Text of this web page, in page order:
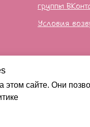
этом сайте. Они
группы
Условия